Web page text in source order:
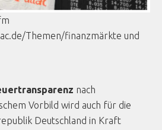
Themen/finanzmärkte
nach
Vorbild wird auch für die
Deutschland in Kraft